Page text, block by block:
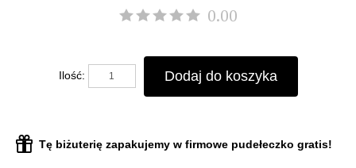
0.00
Ilość: Dodaj do koszyka
Tę biżuterię zapakujemy w firmowe pudełeczko gratis!